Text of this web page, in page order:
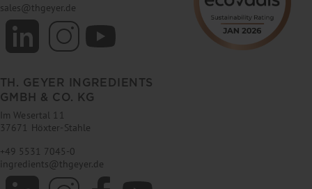
sales@thgeyer.de
TH. GEYER INGREDIENTS
GMBH & CO. KG
Im Wesertal 11
37671 Höxter-Stahle
+49 5531 7045-0
ingredients@thgeyer.de